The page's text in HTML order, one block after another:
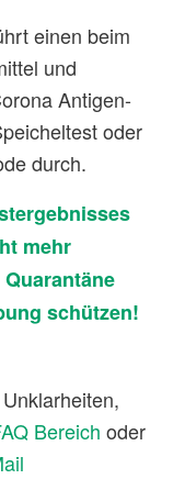
einen beim
und
Antigen-
oder
durch.
mehr
schützen!
Bereich oder